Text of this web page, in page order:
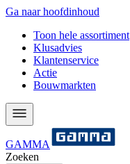
Ga naar hoofdinhoud
Toon hele assortiment
Klusadvies
Klantenservice
Actie
Bouwmarkten
GAMMA
Zoeken